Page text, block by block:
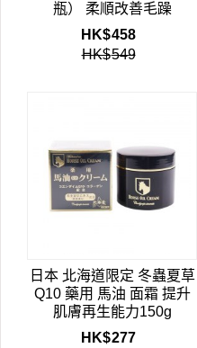
瓶） 柔順改善毛躁
HK$458
HK$549
日本 北海道限定 冬蟲夏草
Q10 藥用 馬油 面霜 提升
肌膚再生能力150g
HK$277